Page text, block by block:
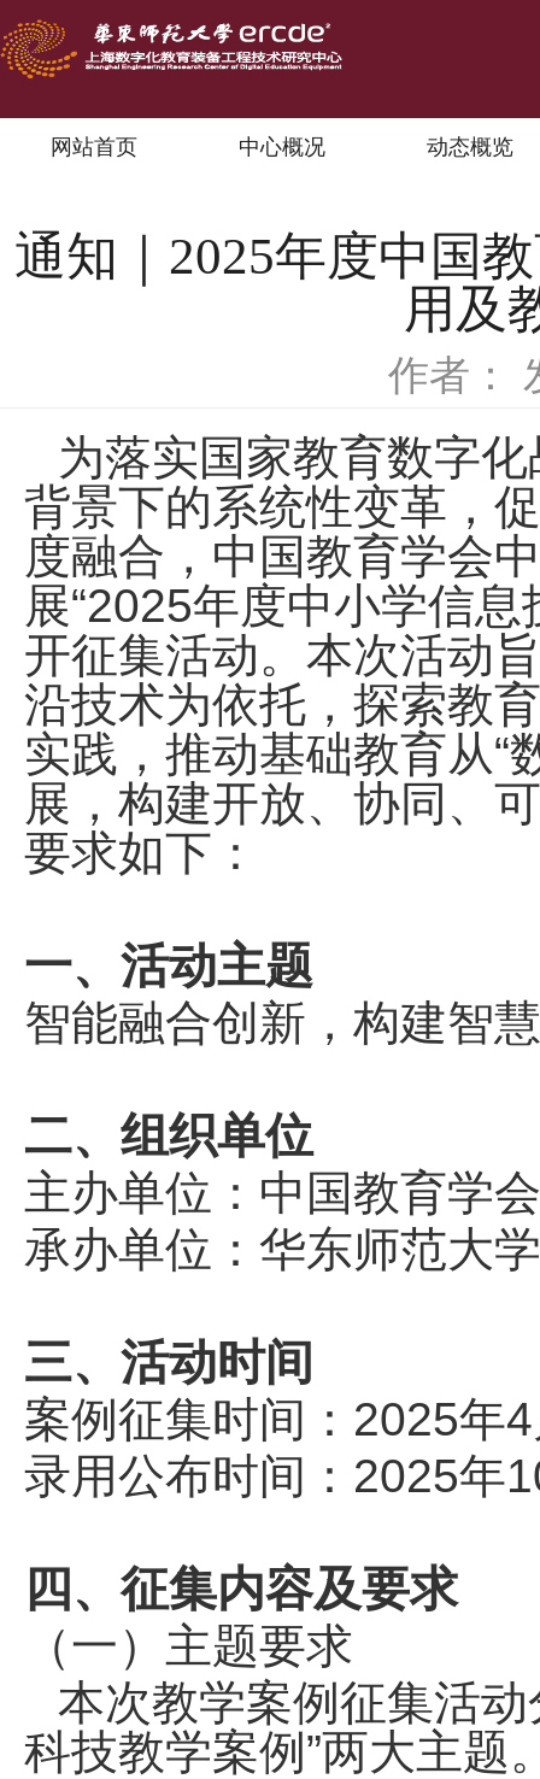
网站首页 中心概况 动态概览
通知｜2025年度中国
用及
作者：
为落实国家教育数字
背景下的系统性变革，
度融合，中国教育学会
展“2025年度中小学信
开征集活动。本次活动
沿技术为依托，探索教
实践，推动基础教育从“
展，构建开放、协同、
要求如下：
一、活动主题
智能融合创新，构建智
二、组织单位
主办单位：中国教育学
承办单位：华东师范大
三、活动时间
案例征集时间：2025年
录用公布时间：2025年
四、征集内容及要求
（一）主题要求
本次教学案例征集活动
科技教学案例”两大主题